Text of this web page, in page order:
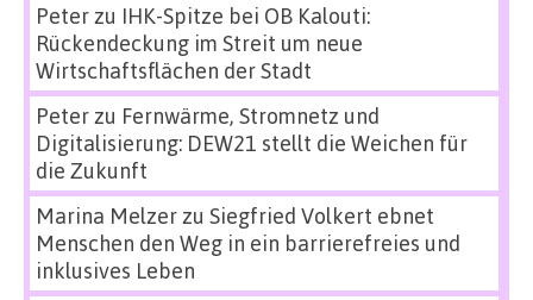
Peterzu IHK-Spitze bei OB Kalouti:
Rückendeckung im Streit um neue
Wirtschaftsflächen der Stadt
Peterzu Fernwärme, Stromnetz und
Digitalisierung: DEW21 stellt die Weichen für
die Zukunft
Marina Melzerzu Siegfried Volkert ebnet
Menschen den Weg in ein barrierefreies und
inklusives Leben